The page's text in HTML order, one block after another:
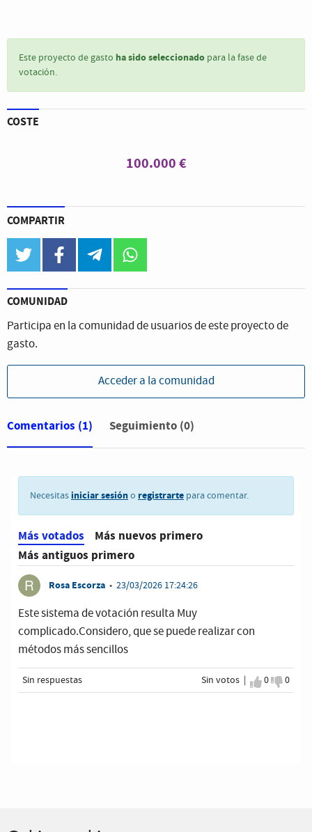
Este proyecto de gasto ha sido seleccionado para la fase de
votación.
COSTE
100.000 €
COMPARTIR
twitter facebook telegram
COMUNIDAD
Participa en la comunidad de usuarios de este proyecto de
gasto.
Acceder a la comunidad
Comentarios (1) Seguimiento (0)
Necesitas iniciar sesióno registrarte para comentar.
Más votados
Más nuevos primero
Más antiguos primero
Rosa Escorza • 23/03/2026 17:24:26
Este sistema de votación resulta Muy
complicado.Considero, que se puede realizar con
métodos más sencillos
Sin votos | Estoy de
0 No
0
Sin respuestas